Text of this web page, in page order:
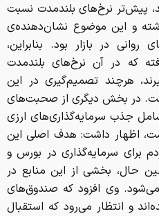
پیش‌تر نرخ‌های بلندمدت نسبت
و این موضوع نشان‌دهنده‌ی
در بازار بود. بنابراین،
که در آن نرخ‌های بلندمدت
هرچند تصمیم‌گیری در این
در بخش دیگری از صحبت‌های
جذب سرمایه‌گذاری‌های ارزی
اظهار داشت: هدف اصلی این
برای سرمایه‌گذاری در بورس و
حال، بخشی از این منابع در
می‌شود. وی افزود که صندوق‌های
و انتظار می‌رود که استقبال